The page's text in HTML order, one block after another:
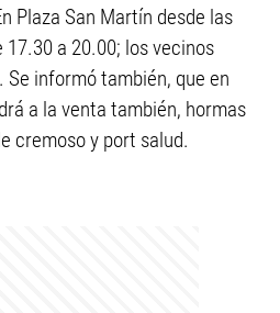
Plaza San Martín desde las
a 20.00; los vecinos
informó también, que en
a la venta también, hormas
cremoso y port salud.